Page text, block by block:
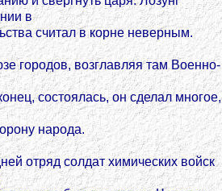
в
считал в корне неверным.
городов, возглавляя там Военно-
состоялась, он сделал многое,
народа.
отряд солдат химических войск